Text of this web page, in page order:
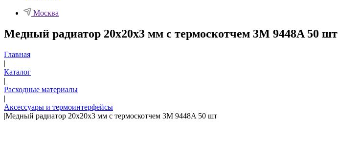
Москва
Медный радиатор 20х20х3 мм с термоскотчем 3M 9448A 50 шт
Главная
|
Каталог
|
Расходные материалы
|
Аксессуары и термоинтерфейсы
|Медный радиатор 20х20х3 мм с термоскотчем 3M 9448A 50 шт